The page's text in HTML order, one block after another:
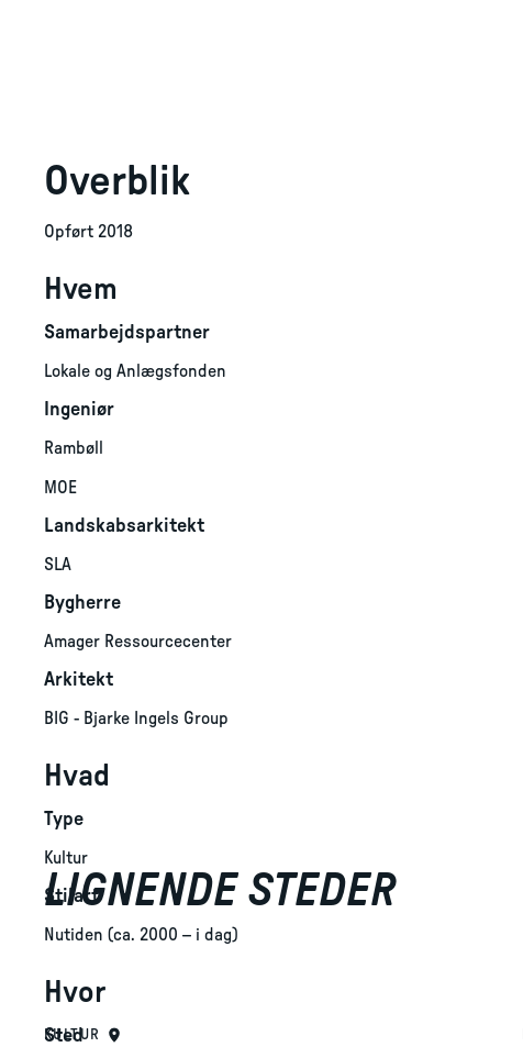
Overblik
Opført 2018
Hvem
Samarbejdspartner
Lokale og Anlægsfonden
Ingeniør
Rambøll
MOE
Landskabsarkitekt
SLA
Bygherre
Amager Ressourcecenter
Arkitekt
BIG - Bjarke Ingels Group
Hvad
Type
Kultur
Stilart
Nutiden (ca. 2000 – i dag)
Hvor
Sted
LIGNENDE STEDER
KULTUR